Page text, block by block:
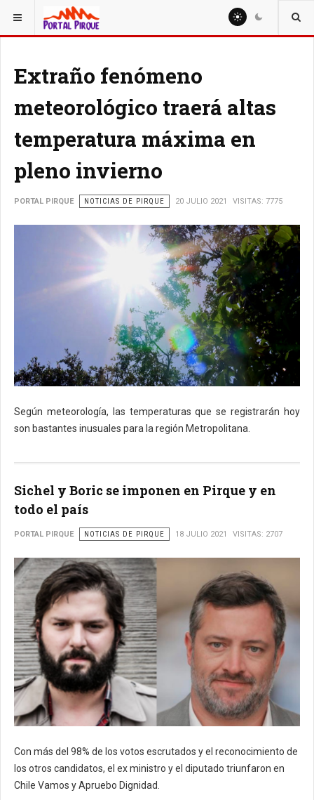
ESTÁ AQUÍ: NOTICIAS
Extraño fenómeno
meteorológico traerá altas
temperatura máxima en
pleno invierno
PORTAL PIRQUE NOTICIAS DE PIRQUE 20 JULIO 2021 VISITAS: 7775
Según meteorología, las temperaturas que se registrarán hoy
son bastantes inusuales para la región Metropolitana.
Sichel y Boric se imponen en Pirque y en
todo el país
PORTAL PIRQUE NOTICIAS DE PIRQUE 18 JULIO 2021 VISITAS: 2707
Con más del 98% de los votos escrutados y el reconocimiento de
los otros candidatos, el ex ministro y el diputado triunfaron en
Chile Vamos y Apruebo Dignidad.